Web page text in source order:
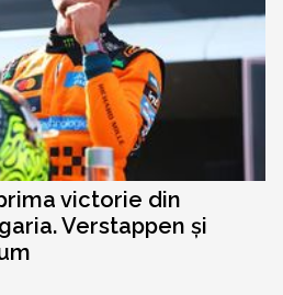
victorie din
Verstappen și